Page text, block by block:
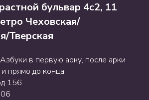
бульвар 4с2, 11
Чеховская/
Тверская
в первую арку, после арки
прямо до конца.
156